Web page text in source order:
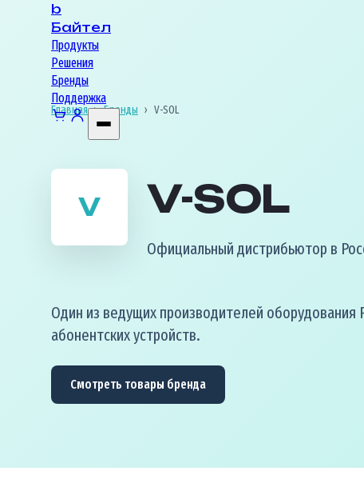
b
Байтел
Продукты
Решения
Бренды
Поддержка
Главная › Бренды › V-SOL
V V-SOL
Официальный дистрибьютор в
Один из ведущих производителей
абонентских устройств.
Смотреть товары бренда